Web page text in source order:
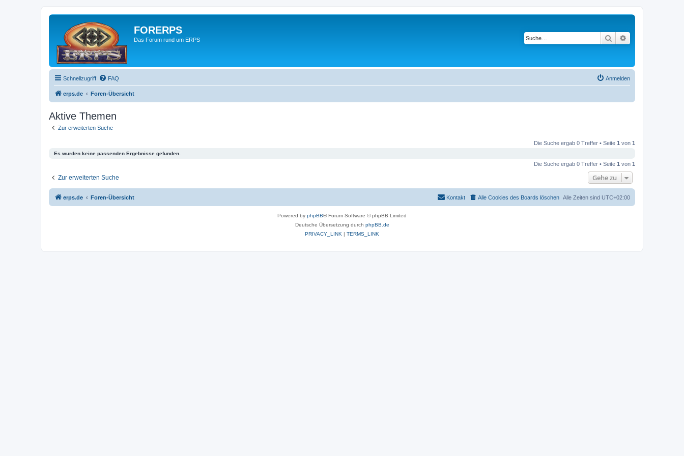
FORERPS
Das Forum rund um ERPS Suche
Schnellzugriff FAQ Anmelden
erps.de Foren-Übersicht
Aktive Themen
Zur erweiterten Suche
Die Suche ergab 0 Treffer • Seite 1 von 1
Es wurden keine passenden Ergebnisse gefunden.
Die Suche ergab 0 Treffer • Seite 1 von 1
Zur erweiterten Suche Gehe zu
erps.de Foren-Übersicht Alle Zeiten sind UTC+02:00
Alle Cookies des Boards löschen
Kontakt
Powered by phpBB® Forum Software © phpBB Limited
Deutsche Übersetzung durch phpBB.de
PRIVACY_LINK | TERMS_LINK